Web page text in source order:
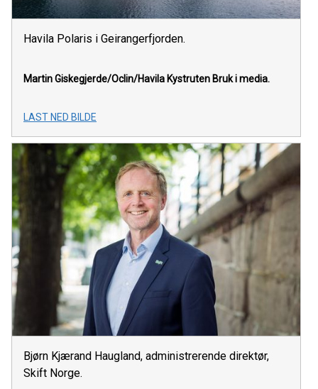
Havila Polaris i Geirangerfjorden.
Martin Giskegjerde/Oclin/Havila Kystruten Bruk i media.
LAST NED BILDE
Bjørn Kjærand Haugland, administrerende direktør,
Skift Norge.